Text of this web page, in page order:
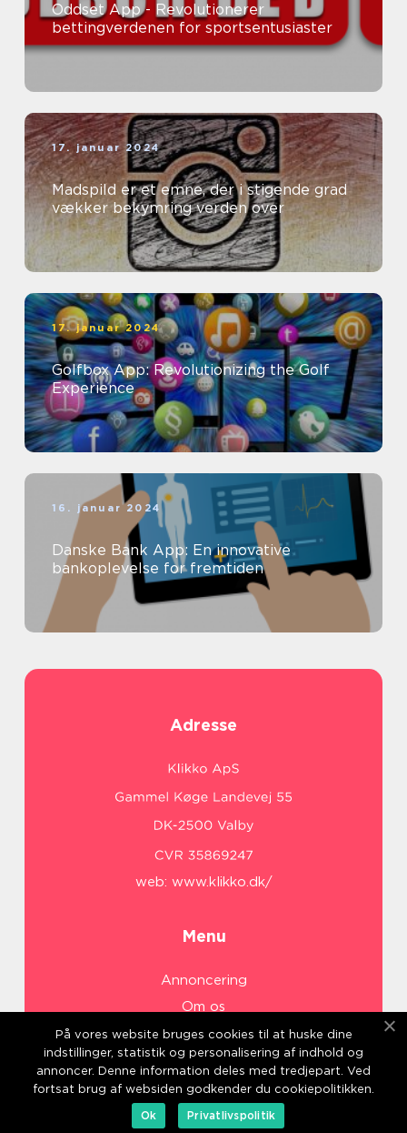
Oddset App - Revolutionerer
bettingverdenen for sportsentusiaster
17. januar 2024
Madspild er et emne, der i stigende grad
vækker bekymring verden over
17. januar 2024
Golfbox App: Revolutionizing the Golf
Experience
16. januar 2024
Danske Bank App: En innovative
bankoplevelse for fremtiden
Adresse
web: www.klikko.dk/
Menu
Annoncering
Om os
Cookies
Kontakt os
Sitemap
På vores website bruges cookies til at huske dine
indstillinger, statistik og personalisering af indhold og
annoncer. Denne information deles med tredjepart. Ved
fortsat brug af websiden godkender du cookiepolitikken.
Ok
Privatlivspolitik